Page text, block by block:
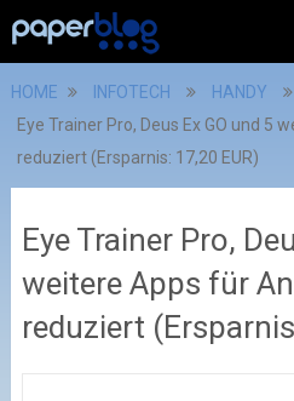
HOME INFOTECH
HANDY
Eye Trainer Pro, Deus Ex GO und 5
reduziert (Ersparnis: 17,20 EUR)
Eye Trainer Pro,
weitere Apps für
reduziert